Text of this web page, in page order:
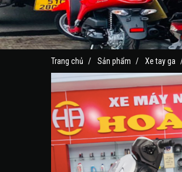
Trang chủ Sản phẩm Xe tay ga